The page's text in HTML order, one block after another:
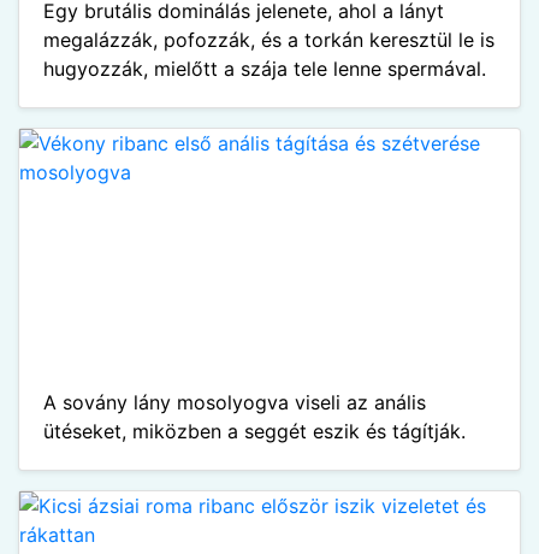
Egy brutális dominálás jelenete, ahol a lányt
megalázzák, pofozzák, és a torkán keresztül le is
hugyozzák, mielőtt a szája tele lenne spermával.
A sovány lány mosolyogva viseli az anális
ütéseket, miközben a seggét eszik és tágítják.